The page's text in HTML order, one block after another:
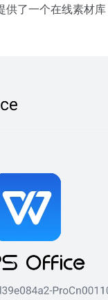
了一个在线素材